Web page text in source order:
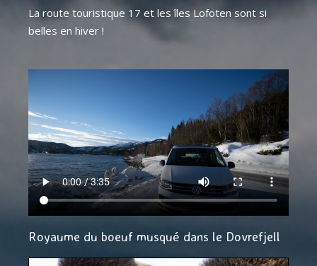
La route touristique 17 et les îles Lofoten sont si
belles en hiver !
Royaume du boeuf musqué dans le Dovrefjell